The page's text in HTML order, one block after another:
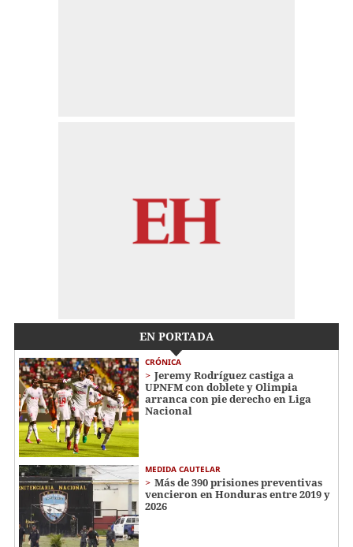
EN PORTADA
CRÓNICA
Jeremy Rodríguez castiga a
UPNFM con doblete y Olimpia
arranca con pie derecho en Liga
Nacional
MEDIDA CAUTELAR
Más de 390 prisiones preventivas
vencieron en Honduras entre 2019 y
2026